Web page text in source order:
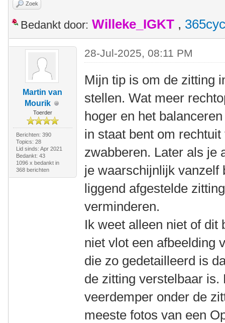
Zoek
Bedankt door: Willeke_IGKT ,
Martin van
Mourik
Toerder
Berichten: 390
Topics: 28
Lid sinds: Apr 2021
Bedankt: 43
1096 x bedankt in
368 berichten
28-Jul-2025, 08:11 PM
Mijn tip is om de zitting
stellen. Wat meer
hoger en het
in staat bent om
zwabberen. Later als je
je waarschijnlijk vanzelf
liggend afgestelde
verminderen.
Ik weet alleen niet of dit
niet vlot een afbeelding
die zo gedetailleerd is
de zitting verstelbaar
veerdemper onder de
meeste fotos van een